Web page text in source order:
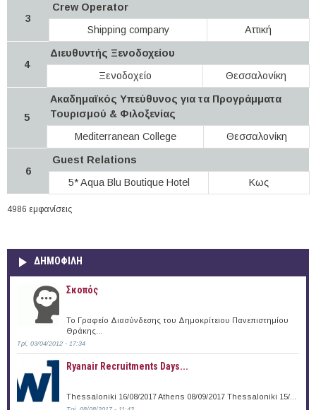
3
Crew Operator
Shipping company
Αττική
4
Διευθυντής Ξενοδοχείου
Ξενοδοχείο
Θεσσαλονίκη
5
Ακαδημαϊκός Υπεύθυνος για τα Προγράμματα
Τουρισμού & Φιλοξενίας
Mediterranean College
Θεσσαλονίκη
6
Guest Relations
5* Aqua Blu Boutique Hotel
Κως
4986 εμφανίσεις
ΔΗΜΟΦΙΛΗ
Σκοπός
Το Γραφείο Διασύνδεσης του Δημοκρίτειου Πανεπιστημίου
Θράκης...
Τρί, 03/04/2012 - 17:34
Ryanair Recruitments Days...
Thessaloniki 16/08/2017 Athens 08/09/2017 Thessaloniki 15/...